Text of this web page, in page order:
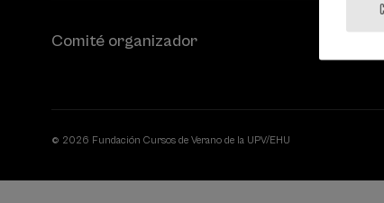
Comité organizador
© 2026 Fundación Cursos de Verano de la UPV/EHU